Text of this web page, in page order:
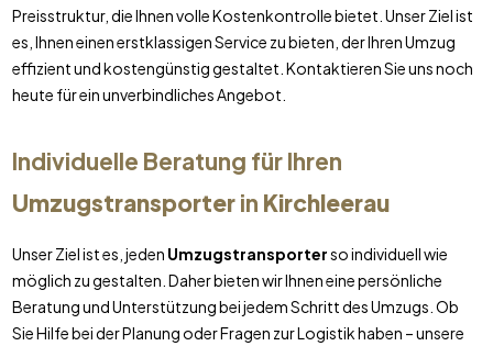
Preisstruktur, die Ihnen volle Kostenkontrolle bietet. Unser Ziel ist
es, Ihnen einen erstklassigen Service zu bieten, der Ihren Umzug
effizient und kostengünstig gestaltet. Kontaktieren Sie uns noch
heute für ein unverbindliches Angebot.
Individuelle Beratung für Ihren
Umzugstransporterin Kirchleerau
Unser Ziel ist es, jeden Umzugstransporterso individuell wie
möglich zu gestalten. Daher bieten wir Ihnen eine persönliche
Beratung und Unterstützung bei jedem Schritt des Umzugs. Ob
Sie Hilfe bei der Planung oder Fragen zur Logistik haben – unsere